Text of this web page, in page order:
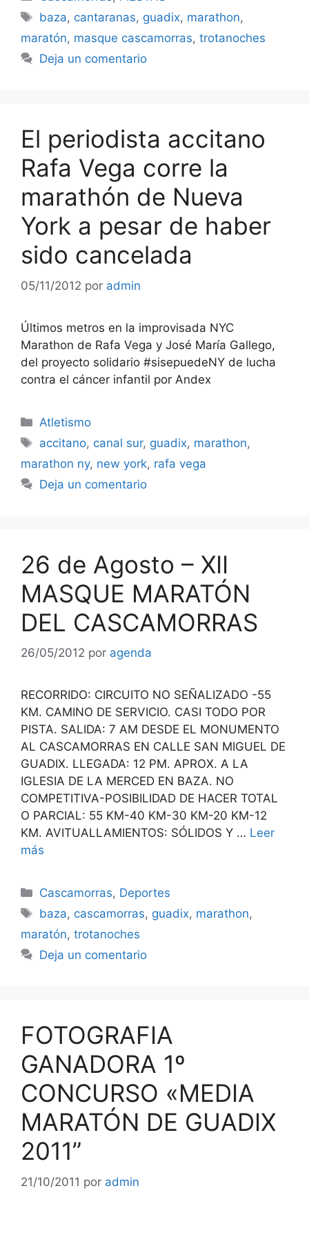
Etiquetas
baza, cantaranas, guadix, marathon,
maratón, masque cascamorras, trotanoches
Deja un comentario
El periodista accitano
Rafa Vega corre la
marathón de Nueva
York a pesar de haber
sido cancelada
05/11/2012 por admin
Últimos metros en la improvisada NYC
Marathon de Rafa Vega y José María Gallego,
del proyecto solidario #sisepuedeNY de lucha
contra el cáncer infantil por Andex
Categorías
Atletismo
Etiquetas
accitano, canal sur, guadix, marathon,
marathon ny, new york, rafa vega
Deja un comentario
26 de Agosto – XII
MASQUE MARATÓN
DEL CASCAMORRAS
26/05/2012 por agenda
RECORRIDO: CIRCUITO NO SEÑALIZADO -55
KM. CAMINO DE SERVICIO. CASI TODO POR
PISTA. SALIDA: 7 AM DESDE EL MONUMENTO
AL CASCAMORRAS EN CALLE SAN MIGUEL DE
GUADIX. LLEGADA: 12 PM. APROX. A LA
IGLESIA DE LA MERCED EN BAZA. NO
COMPETITIVA-POSIBILIDAD DE HACER TOTAL
O PARCIAL: 55 KM-40 KM-30 KM-20 KM-12
KM. AVITUALLAMIENTOS: SÓLIDOS Y … Leer
más
Categorías
Cascamorras, Deportes
Etiquetas
baza, cascamorras, guadix, marathon,
maratón, trotanoches
Deja un comentario
FOTOGRAFIA
GANADORA 1º
CONCURSO «MEDIA
MARATÓN DE GUADIX
2011”
21/10/2011 por admin